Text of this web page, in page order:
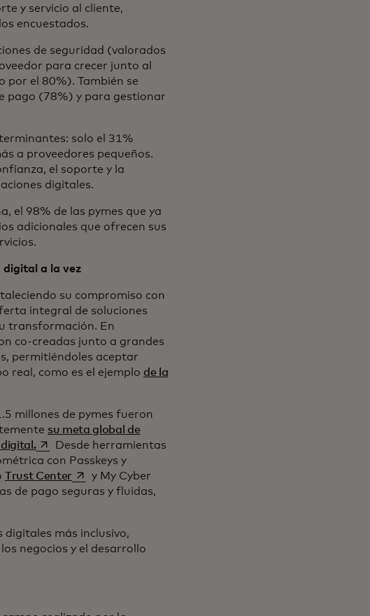
y servicio al cliente,
encuestados.
de seguridad (valorados
para crecer junto al
por el 80%). También se
pago (78%) y para gestionar
solo el 31%
a proveedores pequeños.
el soporte y la
digitales.
el 98% de las pymes que ya
adicionales que ofrecen sus
digital a la vez
su compromiso con
integral de soluciones
transformación. En
co-creadas junto a grandes
permitiéndoles aceptar
real, como es el ejemplo de la
pestaña nueva
millones de pymes fueron
su meta global de
digital.se abre en una pestaña nueva
Desde herramientas
nuevacon Passkeys y
Trust Centerse abre en una pestaña nueva
y My Cyber
de pago seguras y fluidas,
digitales más inclusivo,
negocios y el desarrollo